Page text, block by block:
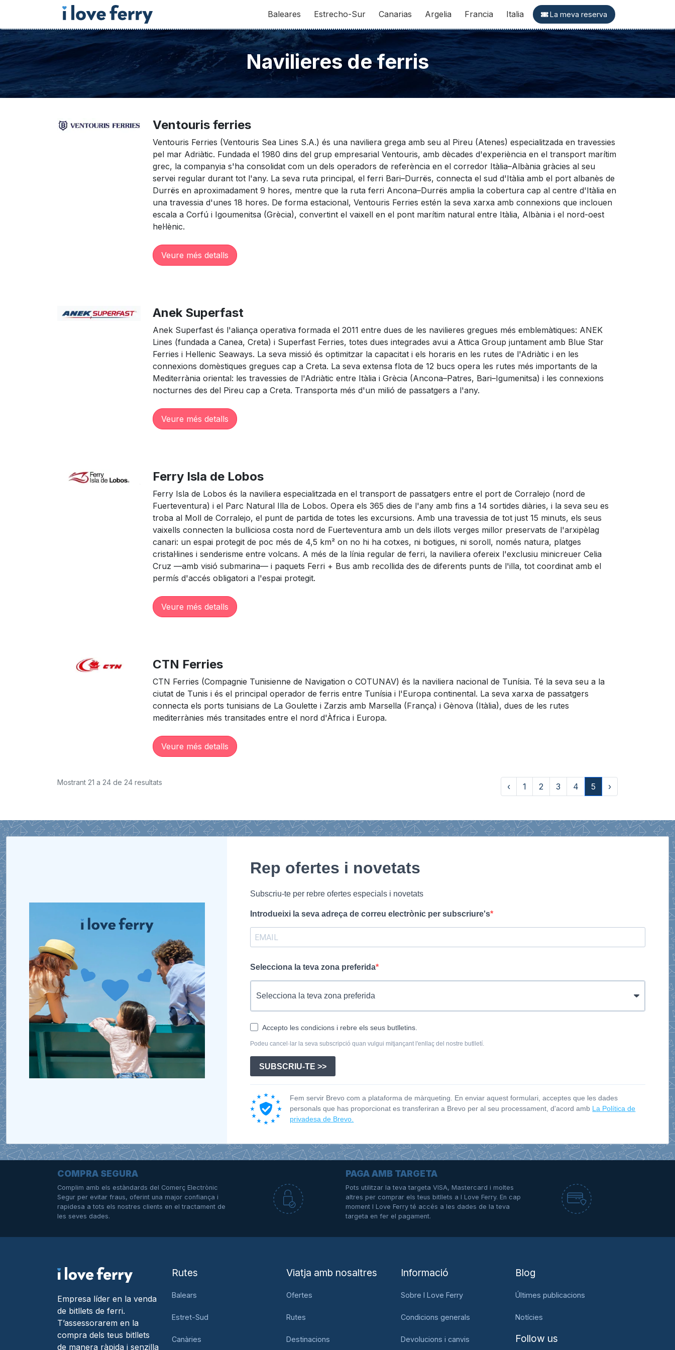
Baleares Estrecho-Sur Canarias Argelia Francia Italia La meva reserva
Navilieres de ferris
Ventouris ferries
Ventouris Ferries (Ventouris Sea Lines S.A.) és una naviliera grega amb seu al Pireu (Atenes) especialitzada en travessies
pel mar Adriàtic. Fundada el 1980 dins del grup empresarial Ventouris, amb dècades d'experiència en el transport marítim
grec, la companyia s'ha consolidat com un dels operadors de referència en el corredor Itàlia–Albània gràcies al seu
servei regular durant tot l'any. La seva ruta principal, el ferri Bari–Durrës, connecta el sud d'Itàlia amb el port albanès de
Durrës en aproximadament 9 hores, mentre que la ruta ferri Ancona–Durrës amplia la cobertura cap al centre d'Itàlia en
una travessia d'unes 18 hores. De forma estacional, Ventouris Ferries estén la seva xarxa amb connexions que inclouen
escala a Corfú i Igoumenitsa (Grècia), convertint el vaixell en el pont marítim natural entre Itàlia, Albània i el nord-oest
hel·lènic.
Veure més detalls
Anek Superfast
Anek Superfast és l'aliança operativa formada el 2011 entre dues de les navilieres gregues més emblemàtiques: ANEK
Lines (fundada a Canea, Creta) i Superfast Ferries, totes dues integrades avui a Attica Group juntament amb Blue Star
Ferries i Hellenic Seaways. La seva missió és optimitzar la capacitat i els horaris en les rutes de l'Adriàtic i en les
connexions domèstiques gregues cap a Creta. La seva extensa flota de 12 bucs opera les rutes més importants de la
Mediterrània oriental: les travessies de l'Adriàtic entre Itàlia i Grècia (Ancona–Patres, Bari–Igumenitsa) i les connexions
nocturnes des del Pireu cap a Creta. Transporta més d'un milió de passatgers a l'any.
Veure més detalls
Ferry Isla de Lobos
Ferry Isla de Lobos és la naviliera especialitzada en el transport de passatgers entre el port de Corralejo (nord de
Fuerteventura) i el Parc Natural Illa de Lobos. Opera els 365 dies de l'any amb fins a 14 sortides diàries, i la seva seu es
troba al Moll de Corralejo, el punt de partida de totes les excursions. Amb una travessia de tot just 15 minuts, els seus
vaixells connecten la bulliciosa costa nord de Fuerteventura amb un dels illots verges millor preservats de l'arxipèlag
canari: un espai protegit de poc més de 4,5 km² on no hi ha cotxes, ni botigues, ni soroll, només natura, platges
cristal·lines i senderisme entre volcans. A més de la línia regular de ferri, la naviliera ofereix l'exclusiu minicreuer Celia
Cruz —amb visió submarina— i paquets Ferri + Bus amb recollida des de diferents punts de l'illa, tot coordinat amb el
permís d'accés obligatori a l'espai protegit.
Veure més detalls
CTN Ferries
CTN Ferries (Compagnie Tunisienne de Navigation o COTUNAV) és la naviliera nacional de Tunísia. Té la seva seu a la
ciutat de Tunis i és el principal operador de ferris entre Tunísia i l'Europa continental. La seva xarxa de passatgers
connecta els ports tunisians de La Goulette i Zarzis amb Marsella (França) i Gènova (Itàlia), dues de les rutes
mediterrànies més transitades entre el nord d'Àfrica i Europa.
Veure més detalls
Mostrant 21 a 24 de 24 resultats ‹ 1 2 3 4 5 ›
Rep ofertes i novetats
Subscriu-te per rebre ofertes especials i novetats
Introdueixi la seva adreça de correu electrònic per subscriure's
Selecciona la teva zona preferida
Accepto les condicions i rebre els seus butlletins.
Podeu cancel·lar la seva subscripció quan vulgui mitjançant l'enllaç del nostre butlletí.
SUBSCRIU-TE >>
Fem servir Brevo com a plataforma de màrqueting. En enviar aquest formulari, acceptes que les dades
personals que has proporcionat es transferiran a Brevo per al seu processament, d'acord amb La Política de
privadesa de Brevo.
COMPRA SEGURA
Complim amb els estàndards del Comerç Electrònic
Segur per evitar fraus, oferint una major confiança i
rapidesa a tots els nostres clients en el tractament de
les seves dades.
PAGA AMB TARGETA
Pots utilitzar la teva targeta VISA, Mastercard i moltes
altres per comprar els teus bitllets a I Love Ferry. En cap
moment I Love Ferry té accés a les dades de la teva
targeta en fer el pagament.
Empresa líder en la venda
de bitllets de ferri.
T’assessorarem en la
compra dels teus bitllets
de manera ràpida i senzilla
Rutes
Balears
Estret-Sud
Canàries
Viatja amb nosaltres
Ofertes
Rutes
Destinacions
Informació
Sobre I Love Ferry
Condicions generals
Devolucions i canvis
Blog
Últimes publicacions
Notícies
Follow us